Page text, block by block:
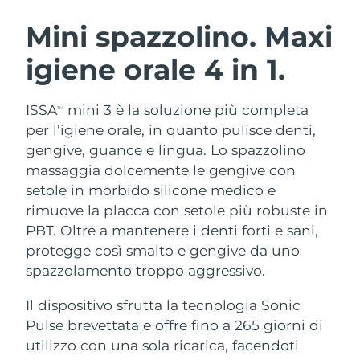
Mini spazzolino. Maxi
igiene orale 4 in 1.
ISSATM
mini 3 è la soluzione più completa
per l’igiene orale, in quanto pulisce denti,
gengive, guance e lingua. Lo spazzolino
massaggia dolcemente le gengive con
setole in morbido silicone medico e
rimuove la placca con setole più robuste in
PBT. Oltre a mantenere i denti forti e sani,
protegge così smalto e gengive da uno
spazzolamento troppo aggressivo.
Il dispositivo sfrutta la tecnologia Sonic
Pulse brevettata e offre fino a 265 giorni di
utilizzo con una sola ricarica, facendoti
LUNA™ 4 pacchetto
Anti-aging massage
LUNA™ 4 Plus
Massage, LED heating
For men, anti-aging massage
BEAR™ 2 pacchetto
Microcurrent toning
BEAR™ 2 go
Microcurrent toning on-the-go
Microcurrent line smoothing device
Idratazione
UFO™ 3 pacchetto
Deep facial hydration
UFO™ 3 LED
Near-infrared and red light therapy
device
Igiene orale
issa™ 4
Hybrid silicone sonic toothbrush
issa™ 4 plus
Smart hybrid silicone sonic toothbrush
TRATTAMENTI ANTI-AGE FAQ™
Anti-age Trattamenti LED
NEW
Austria Consegna stimata08/08/2026
Bahrein Consegna stimata09/08/2026
Belgio
Bermuda Consegna stimata 14/08/2026
Bosnia ed
Erzegovina
Consegna stimata
Brunei Consegna stimata 13/08/2026
Bulgaria Consegna stimata
Canada Consegna stimata12/08/2026
Cile Consegna stimata12/08/2026